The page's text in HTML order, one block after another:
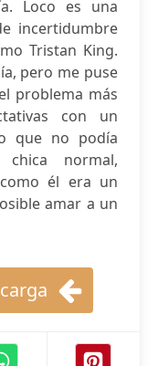
Loco es una
incertidumbre
Tristan King.
pero me puse
problema más
con un
que no podía
normal,
él era un
amar a un